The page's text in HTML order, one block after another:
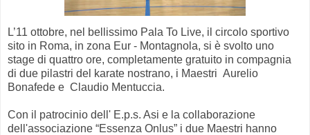
L’11 ottobre, nel bellissimo Pala To Live, il circolo sportivo
sito in Roma, in zona Eur - Montagnola, si è svolto uno
stage di quattro ore, completamente gratuito in compagnia
di due pilastri del karate nostrano, i Maestri Aurelio
Bonafede e Claudio Mentuccia.
Con il patrocinio dell' E.p.s. Asi e la collaborazione
dell'associazione “Essenza Onlus” i due Maestri hanno